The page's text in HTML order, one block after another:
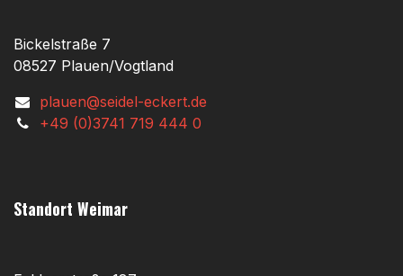
Bickelstraße 7
08527 Plauen/Vogtland
plauen@seidel-eckert.de
+49 (0)3741 719 444 0
Standort Weimar